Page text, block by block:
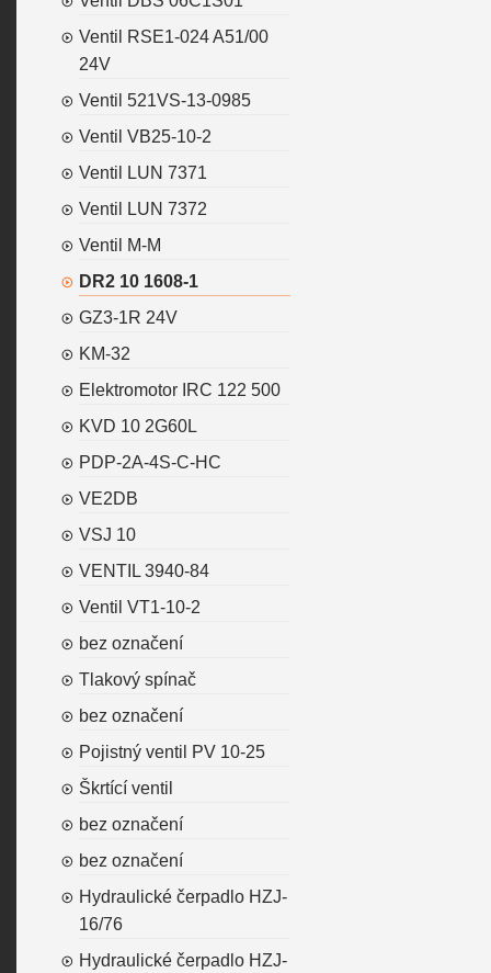
Ventil RSE1-024 A51/00
24V
Ventil 521VS-13-0985
Ventil VB25-10-2
Ventil LUN 7371
Ventil LUN 7372
Ventil M-M
DR2 10 1608-1
GZ3-1R 24V
KM-32
Elektromotor IRC 122 500
KVD 10 2G60L
PDP-2A-4S-C-HC
VE2DB
VSJ 10
VENTIL 3940-84
Ventil VT1-10-2
bez označení
Tlakový spínač
bez označení
Pojistný ventil PV 10-25
Škrtící ventil
bez označení
bez označení
Hydraulické čerpadlo HZJ-
16/76
Hydraulické čerpadlo HZJ-